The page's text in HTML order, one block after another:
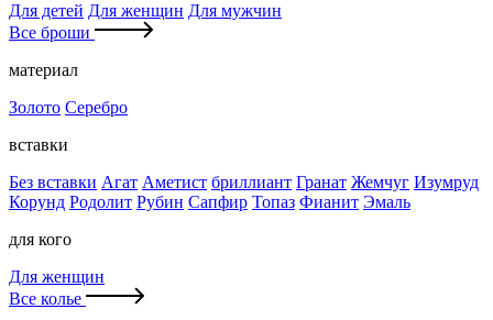
Для детей Для женщин Для мужчин
Все броши
материал
Золото Серебро
вставки
Без вставки Агат Аметист бриллиант Гранат Жемчуг Изумруд
Корунд Родолит Рубин Сапфир Топаз Фианит Эмаль
для кого
Для женщин
Все колье